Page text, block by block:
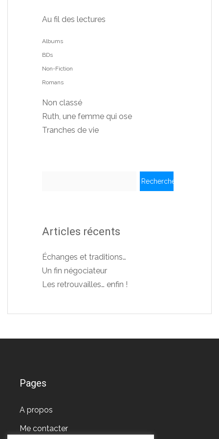
Au fil des lectures
Albums
BDs
Non-Fiction
Romans
Non classé
Ruth, une femme qui ose
Tranches de vie
Articles récents
Échanges et traditions…
Un fin négociateur
Les retrouvailles… enfin !
Pages
A propos
Me contacter